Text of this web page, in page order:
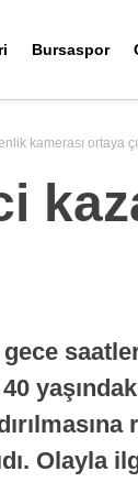
Bursaspor
kamerası ortaya
40
Olayla